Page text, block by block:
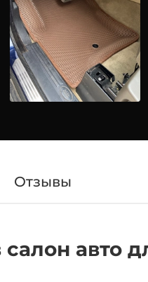
Отзывы
авто